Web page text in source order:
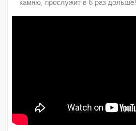
камню, прослужит в 6 раз дольше!